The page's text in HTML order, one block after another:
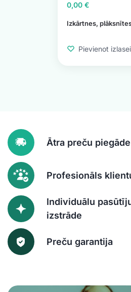
Izkārtnes,
0,00€
Pievienot izlasei
Ātra preču piegāde
Profesionāls
Individuālu
izstrāde
Preču garantija